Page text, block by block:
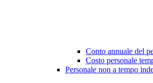
Conto annuale del
Costo personale
Personale non a tempo